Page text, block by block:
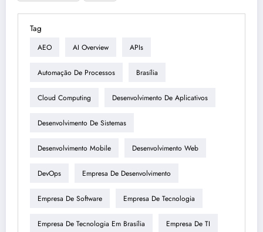
Tag
AEO AI Overview APIs
Automação De Processos Brasília
Cloud Computing Desenvolvimento De Aplicativos
Desenvolvimento De Sistemas
Desenvolvimento Mobile Desenvolvimento Web
DevOps Empresa De Desenvolvimento
Empresa De Software Empresa De Tecnologia
Empresa De Tecnologia Em Brasília Empresa De TI